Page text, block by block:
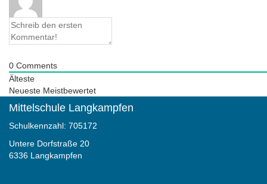
0 Comments
Älteste
Neueste Meistbewertet
Mittelschule Langkampfen
Schulkennzahl: 705172
Untere Dorfstraße 20
6336 Langkampfen